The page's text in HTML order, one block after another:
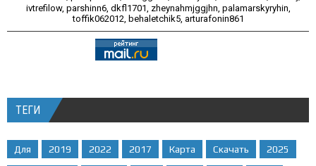
ivtrefilow, parshinn6, dkfl1701, zheynahmjggjhn, palamarskyryhin,
toffik062012, behaletchik5, arturafonin861
ТЕГИ
Для 2019 2022 2017 Карта Скачать 2025